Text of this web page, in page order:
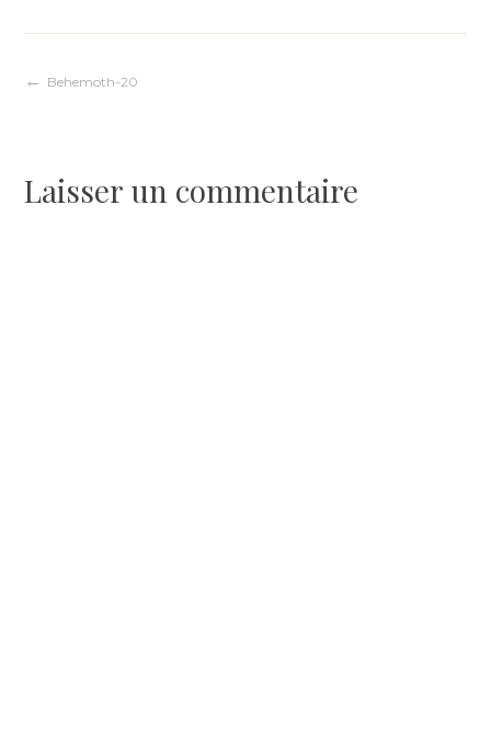
Navigation
l’article
Behemoth-20
Laisser un commentaire